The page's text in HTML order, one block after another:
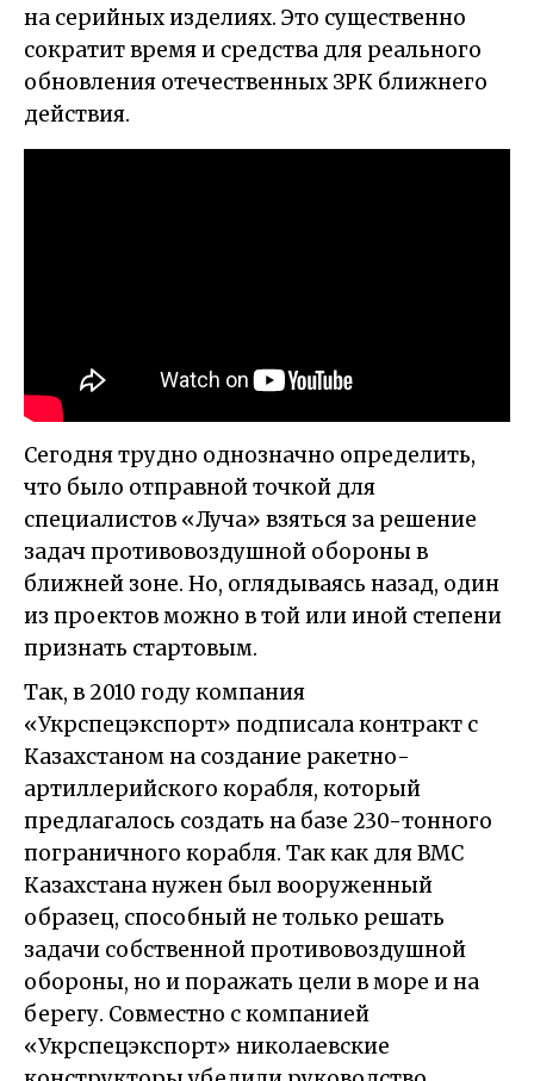
на серийных изделиях. Это существенно
сократит время и средства для реального
обновления отечественных ЗРК ближнего
действия.
Сегодня трудно однозначно определить,
что было отправной точкой для
специалистов «Луча» взяться за решение
задач противовоздушной обороны в
ближней зоне. Но, оглядываясь назад, один
из проектов можно в той или иной степени
признать стартовым.
Так, в 2010 году компания
«Укрспецэкспорт» подписала контракт с
Казахстаном на создание ракетно-
артиллерийского корабля, который
предлагалось создать на базе 230-тонного
пограничного корабля. Так как для ВМС
Казахстана нужен был вооруженный
образец, способный не только решать
задачи собственной противовоздушной
обороны, но и поражать цели в море и на
берегу. Совместно с компанией
«Укрспецэкспорт» николаевские